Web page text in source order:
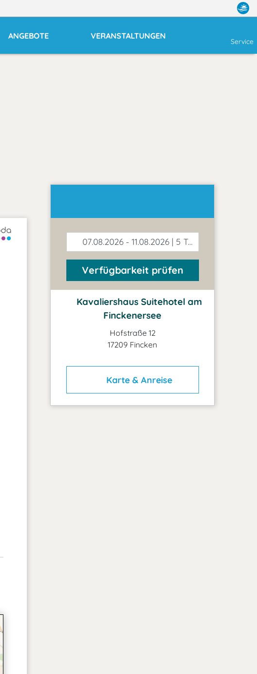
ANGEBOTE VERANSTALTUNGEN
Service
07.08.2026 - 11.08.2026 | 5 Tage
Verfügbarkeit prüfen
Kavaliershaus Suitehotel am
Finckenersee
Hofstraße 12
17209 Fincken
Karte & Anreise